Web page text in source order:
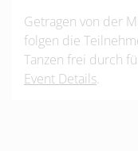
Getragen von der
folgen die
Tanzen frei durch
Event Details.